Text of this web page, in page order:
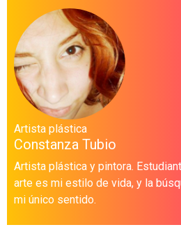
Artista plástica
Constanza Tubio
Artista plástica y pintora.
arte es mi estilo de vida, y la
mi único sentido.